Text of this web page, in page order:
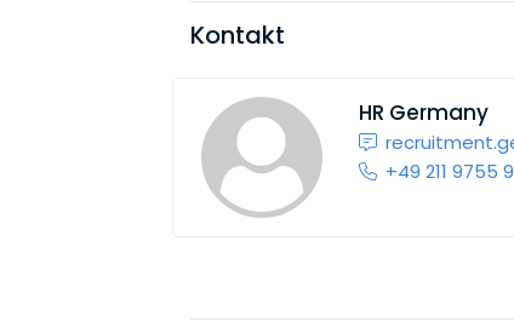
Kontakt
HR Germany
+49 211 9755